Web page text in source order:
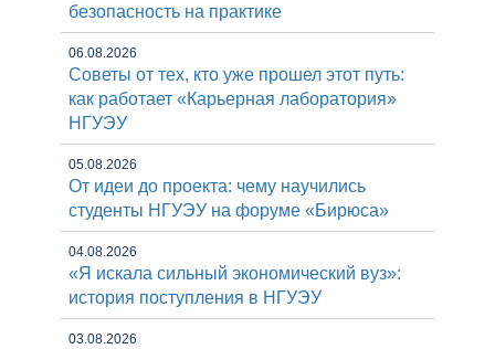
безопасность на практике
06.08.2026
Советы от тех, кто уже прошел этот путь:
как работает «Карьерная лаборатория»
НГУЭУ
05.08.2026
От идеи до проекта: чему научились
студенты НГУЭУ на форуме «Бирюса»
04.08.2026
«Я искала сильный экономический вуз»:
история поступления в НГУЭУ
03.08.2026